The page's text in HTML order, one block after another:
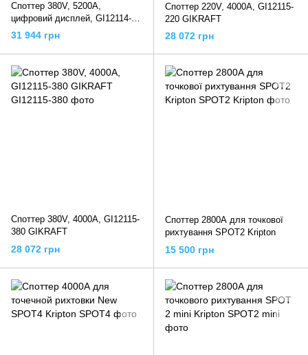
Споттер 380V, 5200A,
цифровий дисплей, GI12114-
380 GIKRAFT
31 944 грн
Споттер 220V, 4000A, GI12115-
220 GIKRAFT
28 072 грн
Споттер 380V, 4000A, GI12115-
380 GIKRAFT
28 072 грн
Споттер 2800А для точкової
рихтування SPOT2 Kripton
15 500 грн